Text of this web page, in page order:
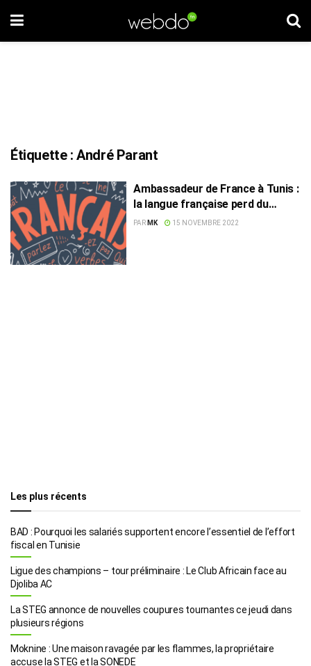
Étiquette :André Parant
Ambassadeur de France à Tunis :
la langue française perd du
terrain en Tunisie
PAR MK 15 NOVEMBRE 2022
Les plus récents
BAD : Pourquoi les salariés supportent encore l’essentiel de l’effort
fiscal en Tunisie
Ligue des champions – tour préliminaire : Le Club Africain face au
Djoliba AC
La STEG annonce de nouvelles coupures tournantes ce jeudi dans
plusieurs régions
Moknine : Une maison ravagée par les flammes, la propriétaire
accuse la STEG et la SONEDE